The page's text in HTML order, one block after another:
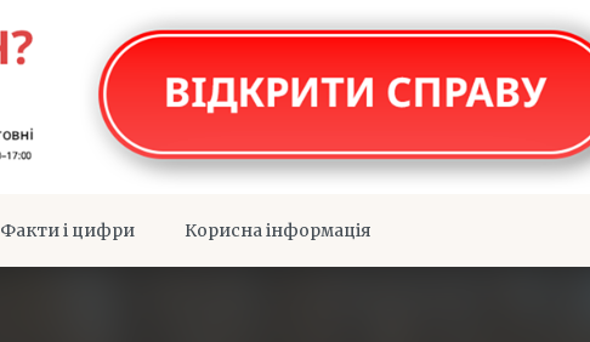
Факти і цифри Корисна інформація